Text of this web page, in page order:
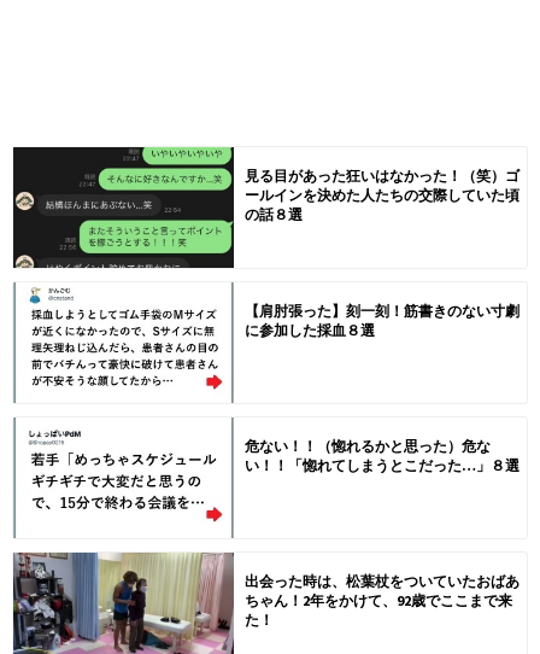
見る目があった狂いはなかった！（笑）ゴ
ールインを決めた人たちの交際していた頃
の話８選
【肩肘張った】刻一刻！筋書きのない寸劇
に参加した採血８選
危ない！！（惚れるかと思った）危な
い！！「惚れてしまうとこだった…」８選
出会った時は、松葉杖をついていたおばあ
ちゃん！2年をかけて、92歳でここまで来
た！